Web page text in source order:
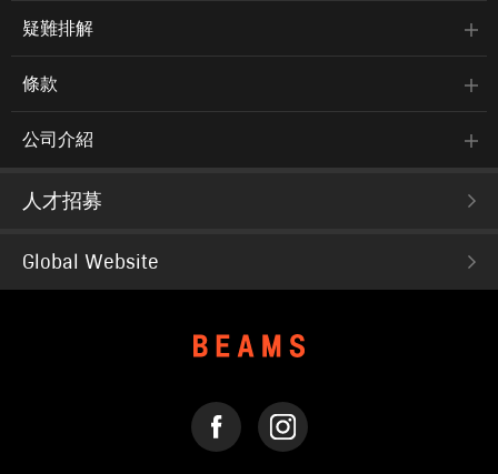
疑難排解
條款
公司介紹
人才招募
Global Website